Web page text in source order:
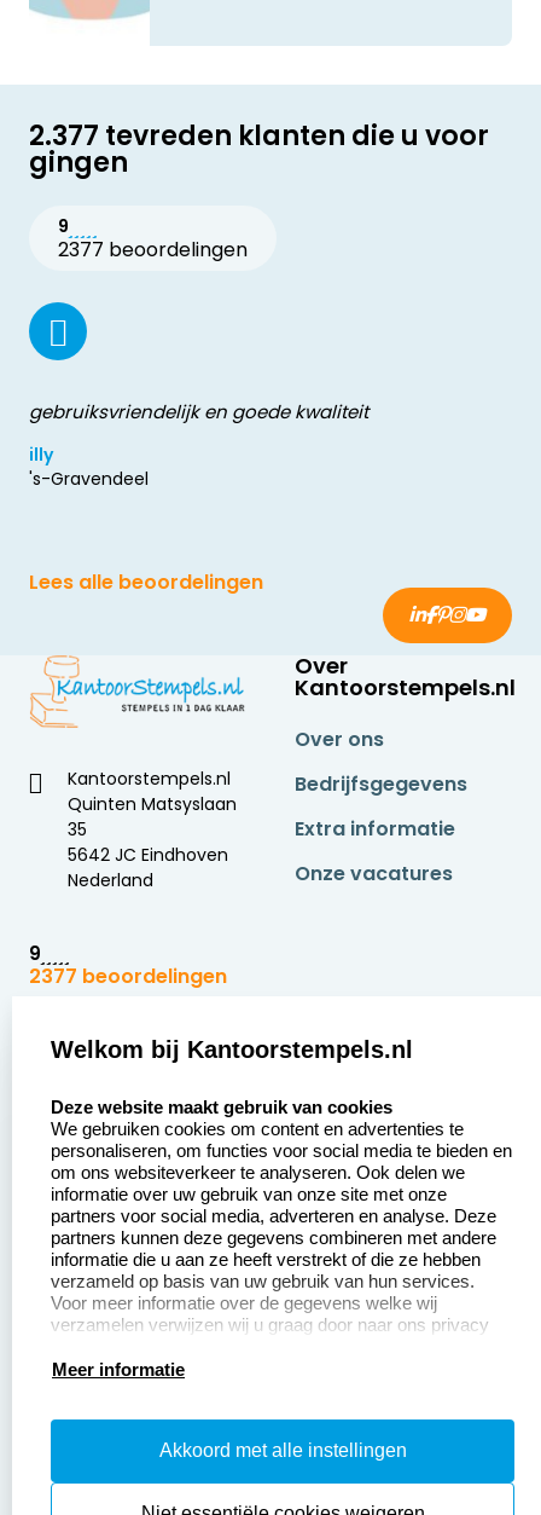
2.377 tevreden klanten die u voor
gingen
9
2377 beoordelingen
gebruiksvriendelijk en goede kwaliteit
illy
's-Gravendeel
Lees alle beoordelingen
Kantoorstempels.nl
Quinten Matsyslaan
35
5642 JC Eindhoven
Nederland
9
2377 beoordelingen
Over
Kantoorstempels.nl
Over ons
Bedrijfsgegevens
Extra informatie
Onze vacatures
Zakelijk:
Aanvraag op maat
Betaling &
Verzending
Wederverkoper
worden
Sale
Klantenservice:
Contact opnemen
Veel gestelde vragen
Retourneren
Herroepingsrecht
Productinformatie:
Instructiepagina
Welkom bij Kantoorstempels.nl
Deze website maakt gebruik van cookies
We gebruiken cookies om content en advertenties te
personaliseren, om functies voor social media te bieden en
om ons websiteverkeer te analyseren. Ook delen we
informatie over uw gebruik van onze site met onze
partners voor social media, adverteren en analyse. Deze
partners kunnen deze gegevens combineren met andere
informatie die u aan ze heeft verstrekt of die ze hebben
verzameld op basis van uw gebruik van hun services.
Voor meer informatie over de gegevens welke wij
verzamelen verwijzen wij u graag door naar ons privacy
Meer informatie
Akkoord met alle instellingen